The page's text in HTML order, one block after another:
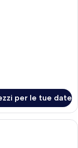
per le tue date
legno con ringhiera